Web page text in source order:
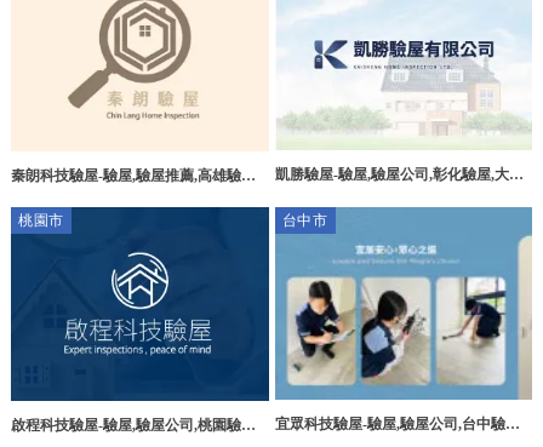
秦朗科技驗屋-驗屋,驗屋推薦,高雄驗屋,
凱勝驗屋-驗屋,驗屋公司,彰化驗屋,大村
桃園市
啟程科技驗屋-驗屋,驗屋公司,桃園驗屋,
台中市
宜眾科技驗屋-驗屋,驗屋公司,台中驗屋,